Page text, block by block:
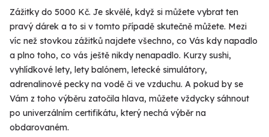
Zážitky do 5000 Kč. Je skvělé, když si můžete vybrat ten
pravý dárek a to si v tomto případě skutečně můžete. Mezi
víc než stovkou zážitků najdete všechno, co Vás kdy napadlo
a plno toho, co vás ještě nikdy nenapadlo. Kurzy sushi,
vyhlídkové lety, lety balónem, letecké simulátory,
adrenalinové pecky na vodě či ve vzduchu. A pokud by se
Vám z toho výběru zatočila hlava, můžete vždycky sáhnout
po univerzálním certifikátu, který nechá výběr na
obdarovaném.